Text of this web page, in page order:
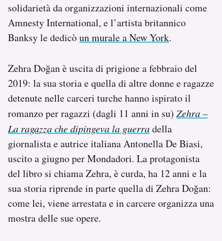
solidarietà da organizzazioni internazionali come
Amnesty International, e l’artista britannico
Banksy le dedicòun murale a New York.
Zehra Doğan è uscita di prigione a febbraio del
2019: la sua storia e quella di altre donne e ragazze
detenute nelle carceri turche hanno ispirato il
romanzo per ragazzi (dagli 11 anni in su) Zehra –
La ragazza che dipingeva la guerradella
giornalista e autrice italiana Antonella De Biasi,
uscito a giugno per Mondadori. La protagonista
del libro si chiama Zehra, è curda, ha 12 anni e la
sua storia riprende in parte quella di Zehra Doğan:
come lei, viene arrestata e in carcere organizza una
mostra delle sue opere.